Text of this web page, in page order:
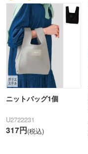
ニットバッグ1個
U2722231
317円(税込)